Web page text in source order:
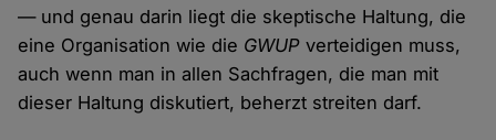
— und genau darin liegt die skeptische Haltung, die
eine Organisation wie die GWUP verteidigen muss,
auch wenn man in allen Sachfragen, die man mit
dieser Haltung diskutiert, beherzt streiten darf.